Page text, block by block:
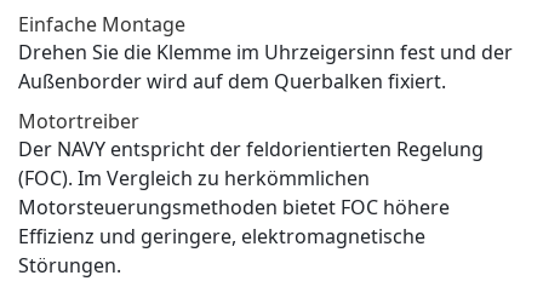
Einfache Montage
Drehen Sie die Klemme im Uhrzeigersinn fest und der
Außenborder wird auf dem Querbalken fixiert.
Motortreiber
Der NAVY entspricht der feldorientierten Regelung
(FOC). Im Vergleich zu herkömmlichen
Motorsteuerungsmethoden bietet FOC höhere
Effizienz und geringere, elektromagnetische
Störungen.